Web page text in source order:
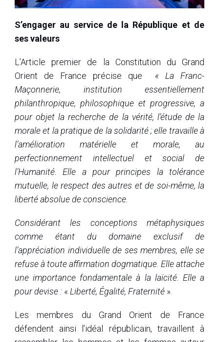
S’engager au service de la République et de
ses valeurs
L’Article premier de la Constitution du Grand
Orient de France précise que « La Franc-
Maçonnerie, institution essentiellement
philanthropique, philosophique et progressive, a
pour objet la recherche de la vérité, l’étude de la
morale et la pratique de la solidarité ; elle travaille à
l’amélioration matérielle et morale, au
perfectionnement intellectuel et social de
l’Humanité. Elle a pour principes la tolérance
mutuelle, le respect des autres et de soi-même, la
liberté absolue de conscience.
Considérant les conceptions métaphysiques
comme étant du domaine exclusif de
l’appréciation individuelle de ses membres, elle se
refuse à toute affirmation dogmatique. Elle attache
une importance fondamentale à la laïcité. Elle a
pour devise : « Liberté, Égalité, Fraternité ».
Les membres du Grand Orient de France
défendent ainsi l’idéal républicain, travaillent à